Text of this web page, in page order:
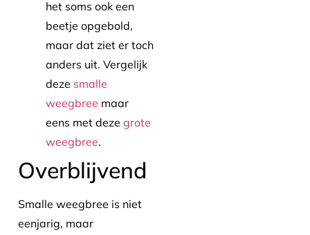
het soms ook een
beetje opgebold,
maar dat ziet er toch
anders uit. Vergelijk
deze smalle
weegbree maar
eens met deze grote
weegbree.
Overblijvend
Smalle weegbree is niet
eenjarig, maar